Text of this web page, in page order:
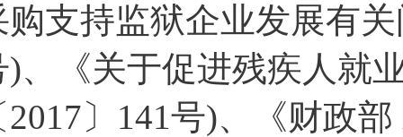
购支持监狱企业发展有
)、《关于促进残疾人就
2017〕141号)、《财政